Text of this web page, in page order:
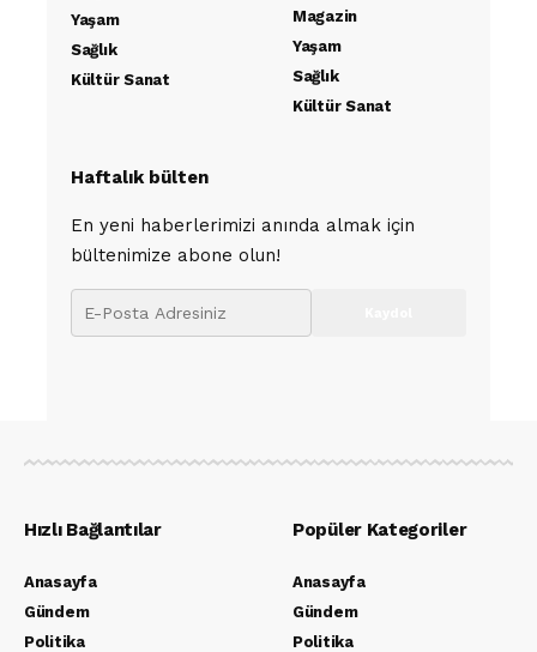
Yaşam
Sağlık
Kültür Sanat
Magazin
Yaşam
Sağlık
Kültür Sanat
Haftalık bülten
En yeni haberlerimizi anında almak için
bültenimize abone olun!
Hızlı Bağlantılar
Anasayfa
Gündem
Politika
Popüler Kategoriler
Anasayfa
Gündem
Politika